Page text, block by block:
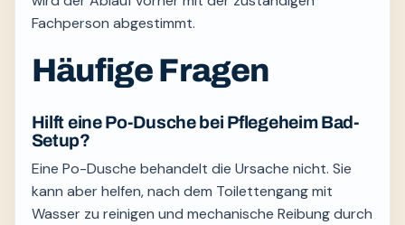
Fachperson abgestimmt.
Häufige Fragen
Hilft eine Po-Dusche bei Pflegeheim Bad-
Setup?
Eine Po-Dusche behandelt die Ursache nicht. Sie
kann aber helfen, nach dem Toilettengang mit
Wasser zu reinigen und mechanische Reibung durch